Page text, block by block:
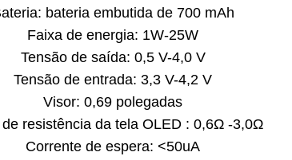
bateria embutida de 700 mAh
Faixa de energia: 1W-25W
Tensão de saída: 0,5 V-4,0 V
Tensão de entrada: 3,3 V-4,2 V
Visor: 0,69 polegadas
de resistência da tela OLED : 0,6Ω -3,0Ω
Corrente de espera: <50uA